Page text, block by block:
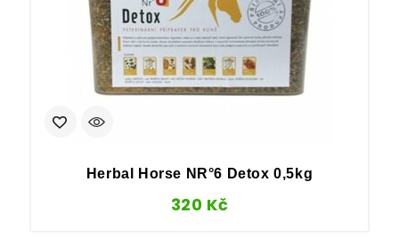
Herbal Horse NR°6 Detox 0,5kg
320 Kč